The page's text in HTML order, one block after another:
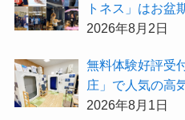
トネス」はお盆
大公開★
2026年8月2日
無料体験好評受
庄」で人気の高
「O2BOX（30
2026年8月1日